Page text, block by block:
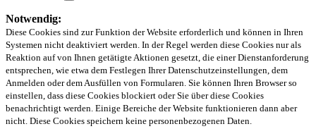
Notwendig:
Diese Cookies sind zur Funktion der Website erforderlich und können in Ihren
Systemen nicht deaktiviert werden. In der Regel werden diese Cookies nur als
Reaktion auf von Ihnen getätigte Aktionen gesetzt, die einer Dienstanforderung
entsprechen, wie etwa dem Festlegen Ihrer Datenschutzeinstellungen, dem
Anmelden oder dem Ausfüllen von Formularen. Sie können Ihren Browser so
einstellen, dass diese Cookies blockiert oder Sie über diese Cookies
benachrichtigt werden. Einige Bereiche der Website funktionieren dann aber
nicht. Diese Cookies speichern keine personenbezogenen Daten.